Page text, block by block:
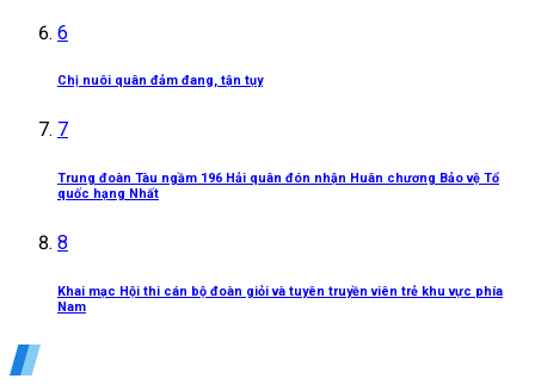
6
Chị nuôi quân đảm đang, tận tụy
7
Trung đoàn Tàu ngầm 196 Hải quân đón nhận Huân chương Bảo vệ Tổ
quốc hạng Nhất
8
Khai mạc Hội thi cán bộ đoàn giỏi và tuyên truyền viên trẻ khu vực phía
Nam